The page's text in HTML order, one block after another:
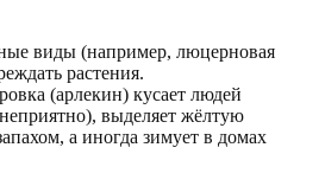
виды (например, люцерновая
растения.
(арлекин) кусает людей
выделяет жёлтую
а иногда зимует в домах